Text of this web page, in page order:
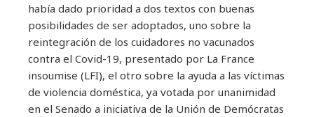
había dado prioridad a dos textos con buenas
posibilidades de ser adoptados, uno sobre la
reintegración de los cuidadores no vacunados
contra el Covid-19, presentado por La France
insoumise (LFI), el otro sobre la ayuda a las víctimas
de violencia doméstica, ya votada por unanimidad
en el Senado a iniciativa de la Unión de Demócratas